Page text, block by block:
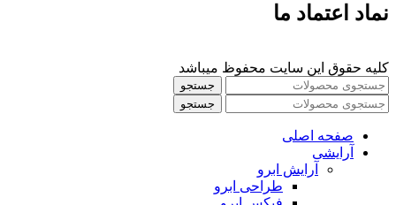
نماد اعتماد ما
کلیه حقوق این سایت محفوظ میباشد
جستجو
جستجو
صفحه اصلی
آرایشی
آرايش ابرو
طراحی ابرو